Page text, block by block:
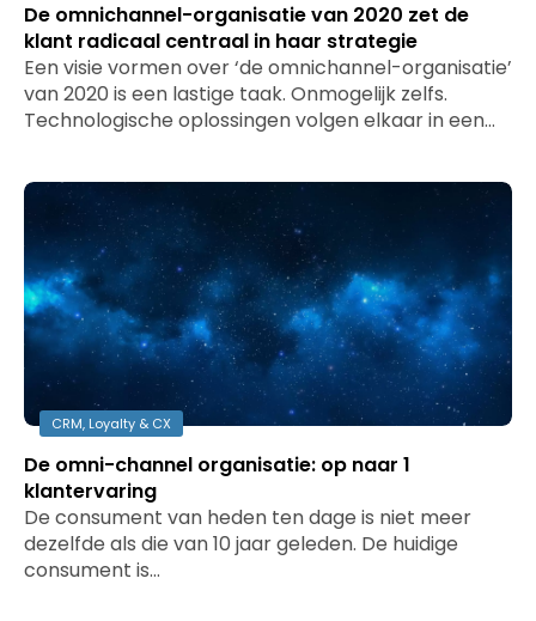
De omnichannel-organisatie van 2020 zet de
klant radicaal centraal in haar strategie
Een visie vormen over ‘de omnichannel-organisatie’
van 2020 is een lastige taak. Onmogelijk zelfs.
Technologische oplossingen volgen elkaar in een…
CRM, Loyalty & CX
De omni-channel organisatie: op naar 1
klantervaring
De consument van heden ten dage is niet meer
dezelfde als die van 10 jaar geleden. De huidige
consument is…